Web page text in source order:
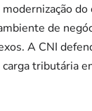
de
A CNI
tributária